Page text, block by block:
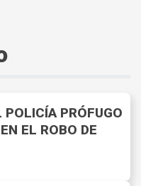
POLICÍA PRÓFUGO
EL ROBO DE